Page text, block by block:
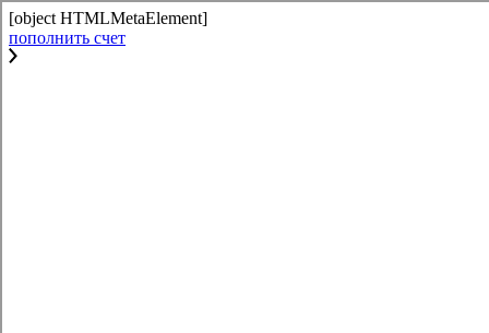
[object HTMLMetaElement]
пополнить счет